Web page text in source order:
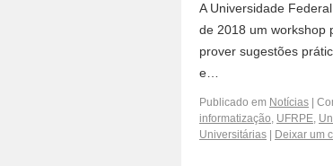
A Universidade
de 2018 um workshop
prover sugestões
e…
Publicado em Notícias
informatização, UFRPE,
Universitárias
Deixar um